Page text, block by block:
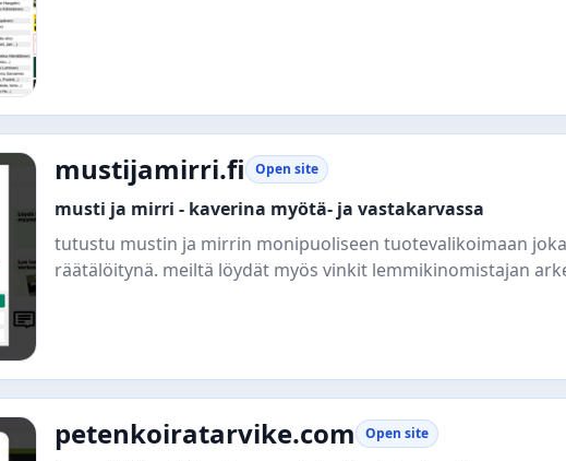
mustijamirri.fi Open site
musti ja mirri - kaverina myötä- ja vastakarvassa
tutustu mustin ja mirrin monipuoliseen tuotevalikoimaan
räätälöitynä. meiltä löydät myös vinkit lemmikinomistajan
petenkoiratarvike.com Open site